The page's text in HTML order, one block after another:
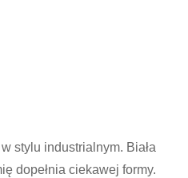
stylu industrialnym. Biała
dopełnia ciekawej formy.